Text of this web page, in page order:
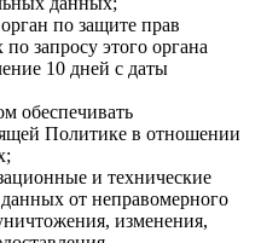
по защите прав
запросу этого органа
10 дней с даты
обеспечивать
Политике в отношении
и технические
от неправомерного
изменения,